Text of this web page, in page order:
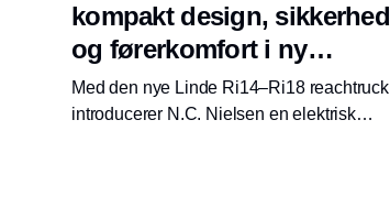
kompakt design, sikkerhed
og førerkomfort i ny
reachtruck
Med den nye Linde Ri14–Ri18 reachtruck
introducerer N.C. Nielsen en elektrisk